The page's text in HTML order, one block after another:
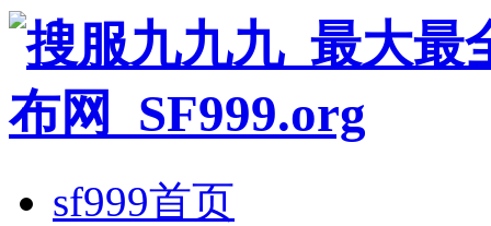
sf999首页